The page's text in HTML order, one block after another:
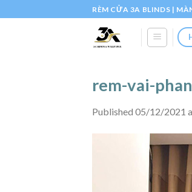
to
RÈM CỬA 3A BLINDS |
rem-vai-
Published 05/12/2021